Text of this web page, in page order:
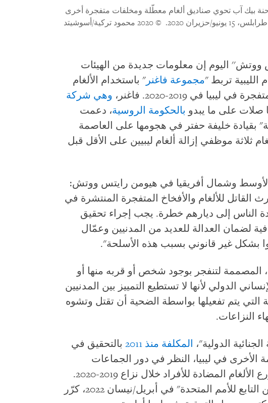
بيك آب تحوي صناديق ألغام معطّلة ومخلفات متفجرة أخرى
2020.
© 2020 محمود تركية/أسوشيتد
اليوم إن معلومات جديدة من الهيئات
الليبية تربط "مجموعة فاغنر " باستخدام الألغام
في 2019-2020. فاغنر،
وهي شركة
صلات على ما يبدو بالحكومة الروسية، دعمت
بقيادة خليفة حفتر في هجومها على العاصمة
ثلاثة موظفي إزالة ألغام ليبيين على الأقل قبل
وشمال أفريقيا في هيومن رايتس ووتش:
القاتل للألغام والأفخاخ المتفجرة المنتشرة في
الناس إلى ديارهم خطرة. يجب إجراء تحقيق
لضمان العدالة للعديد من المدنيين وعمّال
بشكل غير قانوني بسبب هذه الأسلحة".
المصممة لتنفجر بوجود شخص أو قربه منها أو
الدولي لأنها لا تستطيع التمييز بين المدنيين
التي يتم تفعيلها بواسطة الضحية أن تقتل وتشوه
النزاعات.
الدولية"، المكلفة منذ 2011
بالتحقيق في
الأخرى في ليبيا، النظر في دور الجماعات
المسلحة الليبية والأجنبية في زرع الألغام المضادة للأفراد خلال نزاع 2019-2020.
أمام "مجلس الأمن التابع للأمم المتحدة" في أبريل/نيسان 2022، كرّر